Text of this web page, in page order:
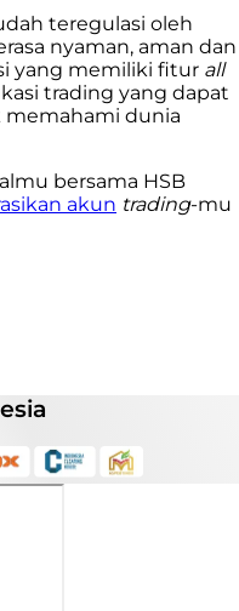
teregulasi oleh
nyaman, aman dan
yang memiliki fitur all
trading yang dapat
dunia
bersama HSB
akun trading-mu